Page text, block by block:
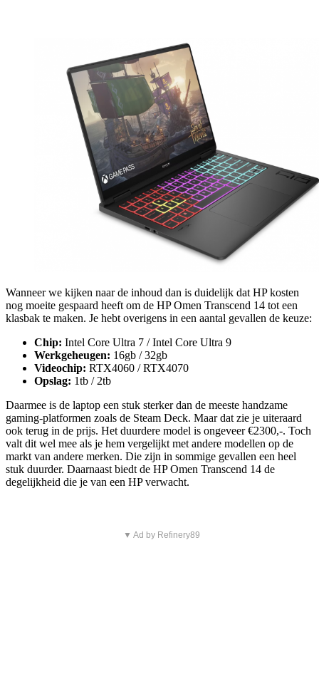
Wanneer we kijken naar de inhoud dan is duidelijk dat HP kosten
nog moeite gespaard heeft om de HP Omen Transcend 14 tot een
klasbak te maken. Je hebt overigens in een aantal gevallen de keuze:
Chip: Intel Core Ultra 7 / Intel Core Ultra 9
Werkgeheugen: 16gb / 32gb
Videochip: RTX4060 / RTX4070
Opslag: 1tb / 2tb
Daarmee is de laptop een stuk sterker dan de meeste handzame
gaming-platformen zoals de Steam Deck. Maar dat zie je uiteraard
ook terug in de prijs. Het duurdere model is ongeveer €2300,-. Toch
valt dit wel mee als je hem vergelijkt met andere modellen op de
markt van andere merken. Die zijn in sommige gevallen een heel
stuk duurder. Daarnaast biedt de HP Omen Transcend 14 de
degelijkheid die je van een HP verwacht.
▼ Ad by Refinery89